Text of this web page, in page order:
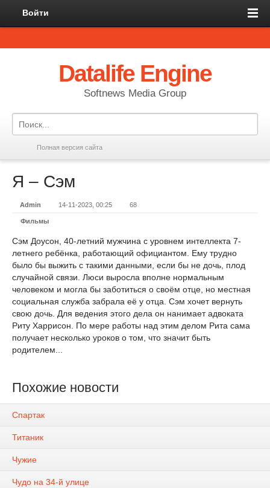
Войти
Datalife Engine
Softnews Media Group
Полная версия сайта
Я – Сэм
Admin 14-11-2023, 00:25 68
Фильмы
Сэм Доусон, 40-летний мужчина с уровнем интеллекта 7-
летнего ребёнка, работающий официантом. Ему трудно
было бы выжить с такими данными, если бы не дочь, плод
случайной связи. Люси выросла вполне нормальным
человеком и могла бы заботиться о своём отце, но местная
социальная служба забрала её у отца. Сэм хочет вернуть
свою дочь. Для ведения этого дела он нанимает адвоката
Риту Харрисон. По мере работы над этим делом Рита сама
получает несколько уроков о том, что значит быть
родителем...
Похожие новости
Спартак
Титаник
Чужие
Чудо на 34-й улице